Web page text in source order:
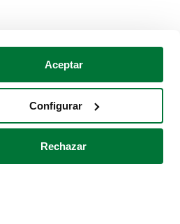
Aceptar
Configurar
Rechazar